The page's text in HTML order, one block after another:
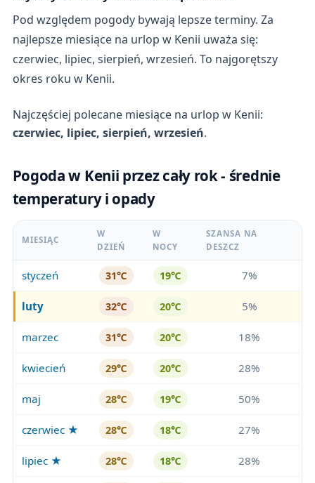
Pod względem pogody bywają lepsze terminy. Za
najlepsze miesiące na urlop w Kenii uważa się:
czerwiec, lipiec, sierpień, wrzesień. To najgorętszy
okres roku w Kenii.
Najczęściej polecane miesiące na urlop w Kenii:
czerwiec, lipiec, sierpień, wrzesień.
Pogoda w Kenii przez cały rok - średnie
temperatury i opady
MIESIĄC
W
DZIEŃ
W
NOCY
SZANSA NA
DESZCZ
styczeń 31℃ 19℃ 7%
luty 32℃ 20℃ 5%
marzec 31℃ 20℃ 18%
kwiecień 29℃ 20℃ 28%
maj 28℃ 19℃ 50%
czerwiec ★ 28℃ 18℃ 27%
lipiec ★ 28℃ 18℃ 28%